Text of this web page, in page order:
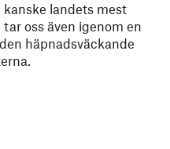
kanske landets mest
oss även igenom en
häpnadsväckande